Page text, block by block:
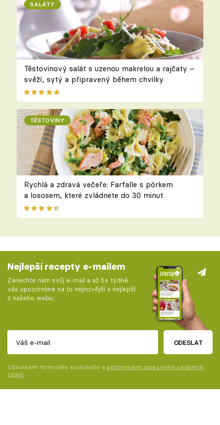
SALÁTY
Těstovinový salát s uzenou makrelou a rajčaty –
svěží, sytý a připravený během chvilky
TĚSTOVINY
Rychlá a zdravá večeře: Farfalle s pórkem
a lososem, které zvládnete do 30 minut
Nejlepší recepty e-mailem
Zanechte nám svůj e-mail a až 5x týdně
vás upozorníme na to nejnovější a nejlepší
z našeho webu.
ODESLAT
Odesláním formuláře souhlasíte s podmínkami zpracování osobních
údajů